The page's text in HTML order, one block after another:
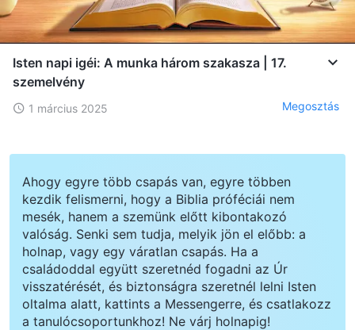
Isten napi igéi: A munka három szakasza | 17.
szemelvény
1 március 2025 Megosztás
Ahogy egyre több csapás van, egyre többen
kezdik felismerni, hogy a Biblia próféciái nem
mesék, hanem a szemünk előtt kibontakozó
valóság. Senki sem tudja, melyik jön el előbb: a
holnap, vagy egy váratlan csapás. Ha a
családoddal együtt szeretnéd fogadni az Úr
visszatérését, és biztonságra szeretnél lelni Isten
oltalma alatt, kattints a Messengerre, és csatlakozz
a tanulócsoportunkhoz! Ne várj holnapig!